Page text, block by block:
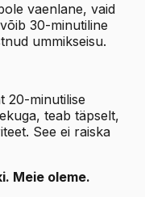
vaenlane, vaid
30-minutiline
ummikseisu.
20-minutilise
teab täpselt,
See ei raiska
Meie oleme.